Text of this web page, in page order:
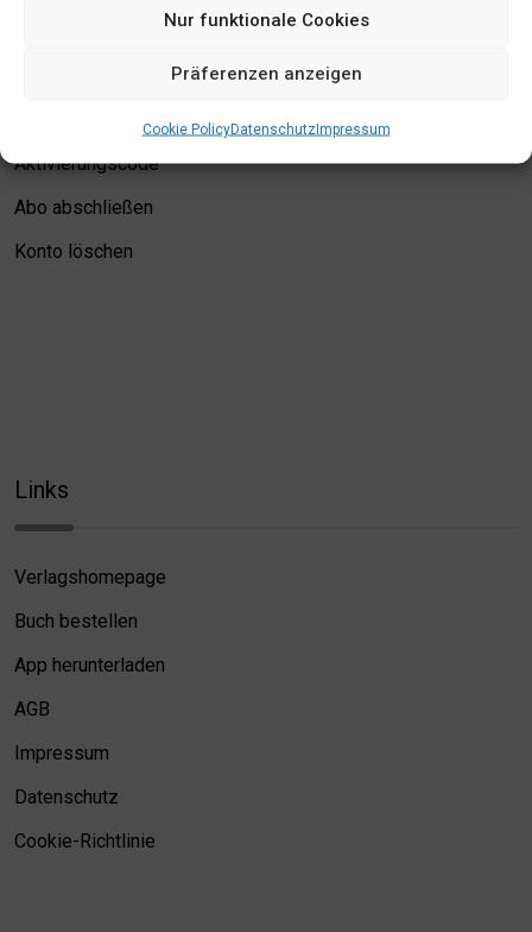
Nur funktionale Cookies
Präferenzen anzeigen
Cookie PolicyDatenschutzImpressum
Bewertungskriterien
Aktivierungscode
Abo abschließen
Konto löschen
Links
Verlagshomepage
Buch bestellen
App herunterladen
AGB
Impressum
Datenschutz
Cookie-Richtlinie